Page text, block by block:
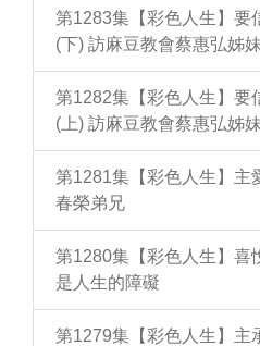
第1283集【彩色人生】要
(下) 訪麻豆教會蔡惠弘姊妹
第1282集【彩色人生】要
(上) 訪麻豆教會蔡惠弘姊妹
第1281集【彩色人生】主
春榮弟兄
第1280集【彩色人生】
是人生的障礙
第1279集【彩色人生】主